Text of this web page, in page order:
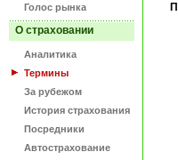
Голос рынка
О страховании
Аналитика
Термины
За рубежом
История страхования
Посредники
Автострахование